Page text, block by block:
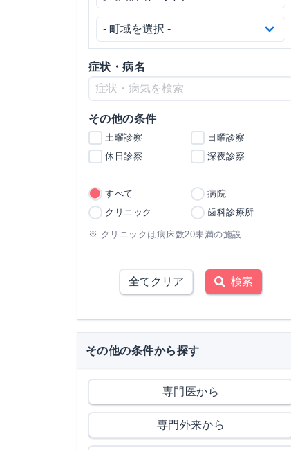
症状・病名
その他の条件
土曜診察
日曜診察
休日診察
深夜診察
すべて
病院
クリニック
歯科診療所
※ クリニックは病床数20未満の施設
全てクリア 検索
その他の条件から探す
専門医から
専門外来から